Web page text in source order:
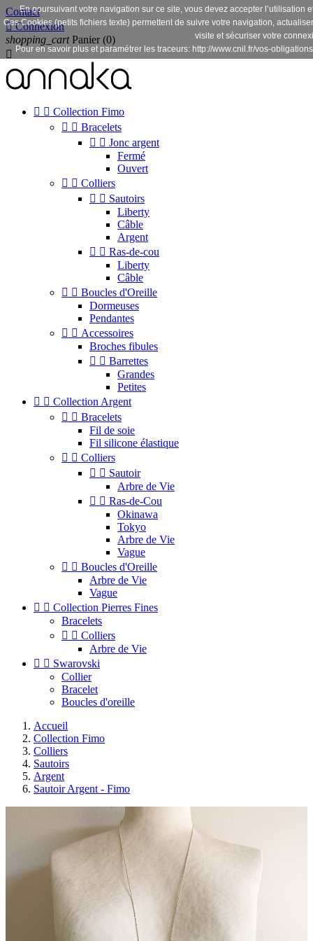
Contact
 Connexion
shopping_cart Panier (0)

  Collection Fimo
  Bracelets
  Jonc argent
Fermé
Ouvert
  Colliers
  Sautoirs
Liberty
Câble
Argent
  Ras-de-cou
Liberty
Câble
  Boucles d'Oreille
Dormeuses
Pendantes
  Accessoires
Broches fibules
  Barrettes
Grandes
Petites
  Collection Argent
  Bracelets
Fil de soie
Fil silicone élastique
  Colliers
  Sautoir
Arbre de Vie
  Ras-de-Cou
Okinawa
Tokyo
Arbre de Vie
Vague
  Boucles d'Oreille
Arbre de Vie
Vague
  Collection Pierres Fines
Bracelets
  Colliers
Arbre de Vie
  Swarovski
Collier
Bracelet
Boucles d'oreille
Accueil
Collection Fimo
Colliers
Sautoirs
Argent
Sautoir Argent - Fimo
En poursuivant votre navigation sur ce site, vous devez accepter l’utilisation
Ces Cookies (petits fichiers texte) permettent de suivre votre navigation,
visite et sécuriser votre
Pour en savoir plus et paramétrer les traceurs: http://www.cnil.fr/vos-